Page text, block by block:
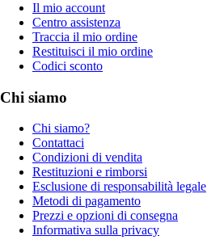
Il mio account
Centro assistenza
Traccia il mio ordine
Restituisci il mio ordine
Codici sconto
Chi siamo
Chi siamo?
Contattaci
Condizioni di vendita
Restituzioni e rimborsi
Esclusione di responsabilità legale
Metodi di pagamento
Prezzi e opzioni di consegna
Informativa sulla privacy